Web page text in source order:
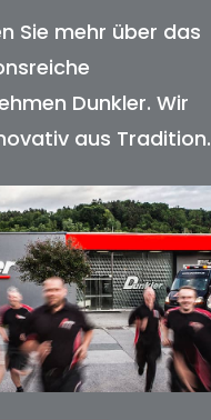
Sie mehr über das
Dunkler. Wir
aus Tradition.